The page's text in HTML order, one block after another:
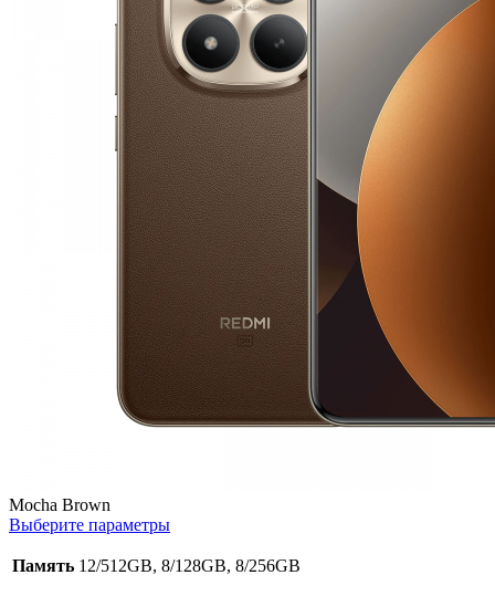
Mocha Brown
Выберите параметры
Память 12/512GB, 8/128GB, 8/256GB